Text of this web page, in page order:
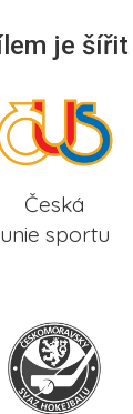
je
Česká
unie sportu